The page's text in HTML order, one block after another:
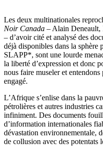
Les deux multinationales
Noir Canada – Alain Deneault,
– d’avoir cité et analysé des
déjà disponibles dans la sphère
SLAPP*, sont une lourde
la liberté d’expression et donc
nous faire museler et
engagé.
L’Afrique s’enlise dans la
pétrolières et autres industries
infiniment. Des documents
d’information internationales
dévastation environnementale,
de collusion avec des potentats